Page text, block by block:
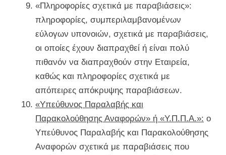
«Πληροφορίες σχετικά με παραβιάσεις»:
πληροφορίες, συμπεριλαμβανομένων
εύλογων υπονοιών, σχετικά με παραβιάσεις,
οι οποίες έχουν διαπραχθεί ή είναι πολύ
πιθανόν να διαπραχθούν στην Εταιρεία,
καθώς και πληροφορίες σχετικά με
απόπειρες απόκρυψης παραβιάσεων.
«Υπεύθυνος Παραλαβής και
Παρακολούθησης Αναφορών» ή «Υ.Π.Π.Α.»: ο
Υπεύθυνος Παραλαβής και Παρακολούθησης
Αναφορών σχετικά με παραβιάσεις που